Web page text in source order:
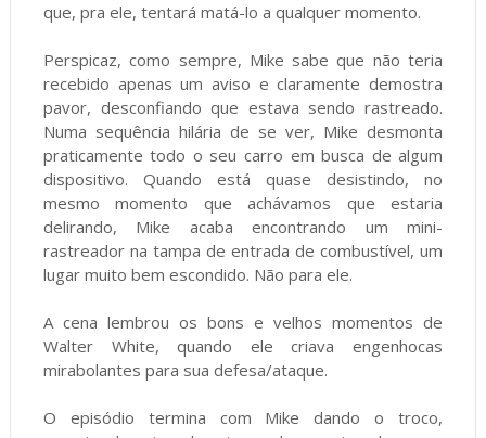
que, pra ele, tentará matá-lo a qualquer momento.
Perspicaz, como sempre, Mike sabe que não teria
recebido apenas um aviso e claramente demostra
pavor, desconfiando que estava sendo rastreado.
Numa sequência hilária de se ver, Mike desmonta
praticamente todo o seu carro em busca de algum
dispositivo. Quando está quase desistindo, no
mesmo momento que achávamos que estaria
delirando, Mike acaba encontrando um mini-
rastreador na tampa de entrada de combustível, um
lugar muito bem escondido. Não para ele.
A cena lembrou os bons e velhos momentos de
Walter White, quando ele criava engenhocas
mirabolantes para sua defesa/ataque.
O episódio termina com Mike dando o troco,